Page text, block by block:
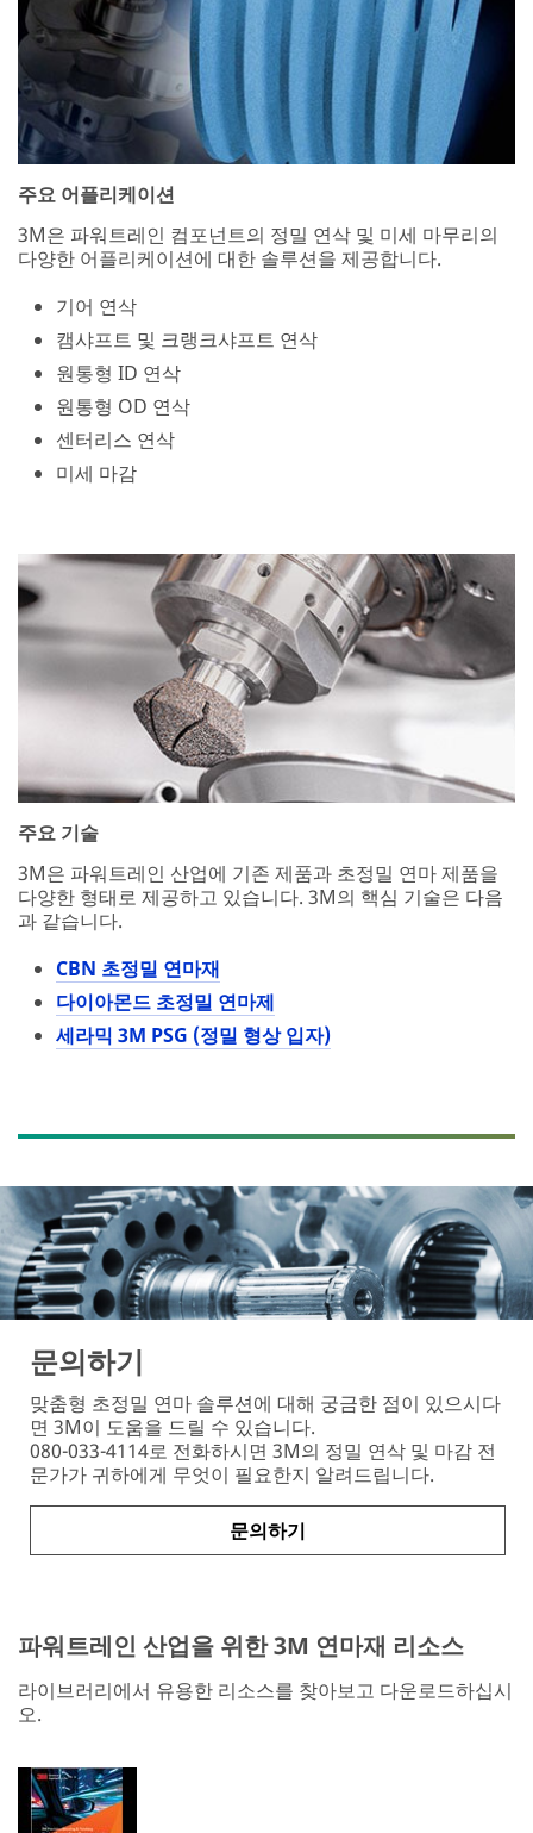
주요 어플리케이션
3M은 파워트레인 컴포넌트의 정밀 연삭 및 미세 마무리의
다양한 어플리케이션에 대한 솔루션을 제공합니다.
기어 연삭
캠샤프트 및 크랭크샤프트 연삭
원통형 ID 연삭
원통형 OD 연삭
센터리스 연삭
미세 마감
주요 기술
3M은 파워트레인 산업에 기존 제품과 초정밀 연마 제품을
다양한 형태로 제공하고 있습니다. 3M의 핵심 기술은 다음
과 같습니다.
CBN 초정밀 연마재
다이아몬드 초정밀 연마제
세라믹 3M PSG (정밀 형상 입자)
문의하기
맞춤형 초정밀 연마 솔루션에 대해 궁금한 점이 있으시다
면 3M이 도움을 드릴 수 있습니다.
080-033-4114로 전화하시면 3M의 정밀 연삭 및 마감 전
문가가 귀하에게 무엇이 필요한지 알려드립니다.
문의하기
파워트레인 산업을 위한 3M 연마재 리소스
라이브러리에서 유용한 리소스를 찾아보고 다운로드하십시
오.